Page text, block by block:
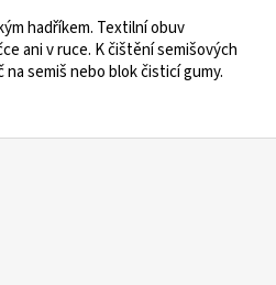
hadříkem. Textilní obuv
ani v ruce. K čištění semišových
semiš nebo blok čisticí gumy.